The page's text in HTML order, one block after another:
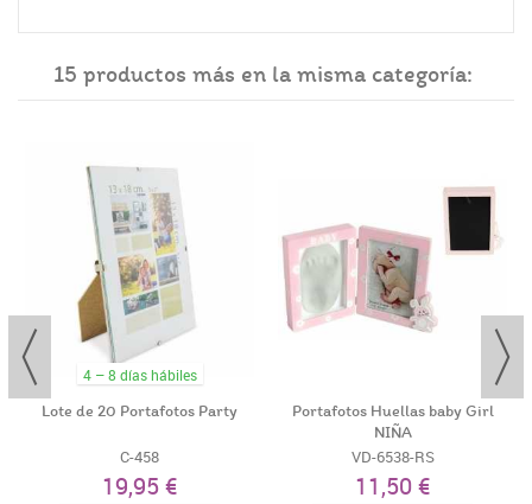
15 productos más en la misma categoría:
4 – 8 días hábiles
Lote de 20 Portafotos Party
C-458
19,95 €
Portafotos Huellas baby Girl
NIÑA
VD-6538-RS
11,50 €